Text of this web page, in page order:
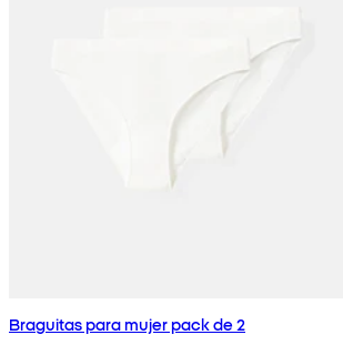
Braguitas para mujer pack de 2